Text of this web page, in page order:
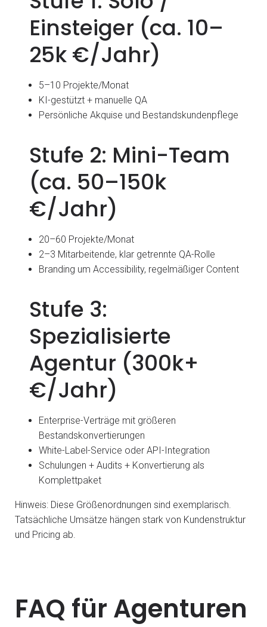
Einsteiger (ca. 10–
25k €/Jahr)
5–10 Projekte/Monat
KI-gestützt + manuelle QA
Persönliche Akquise und Bestandskundenpflege
Stufe 2: Mini-Team
(ca. 50–150k
€/Jahr)
20–60 Projekte/Monat
2–3 Mitarbeitende, klar getrennte QA-Rolle
Branding um Accessibility, regelmäßiger Content
Stufe 3:
Spezialisierte
Agentur (300k+
€/Jahr)
Enterprise-Verträge mit größeren
Bestandskonvertierungen
White-Label-Service oder API-Integration
Schulungen + Audits + Konvertierung als
Komplettpaket
Hinweis: Diese Größenordnungen sind exemplarisch.
Tatsächliche Umsätze hängen stark von Kundenstruktur
und Pricing ab.
FAQ für Agenturen